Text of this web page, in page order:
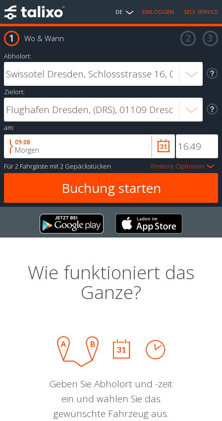
DE EINLOGGEN SELF SERVICE
Wo & Wann
Abholort:
Zielort:
am:
09.08
Morgen
Für2 Fahrgäste mit2 Gepäckstücken Weitere Optionen
Wie funktioniert das
Ganze?
Geben Sie Abholort und -zeit
ein und wählen Sie das
gewünschte Fahrzeug aus.